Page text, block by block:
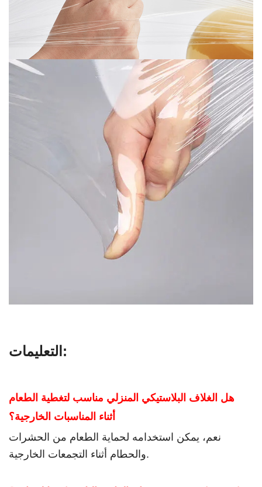
التعليمات:
هل الغلاف البلاستيكي المنزلي مناسب لتغطية الطعام
أثناء المناسبات الخارجية؟
نعم، يمكن استخدامه لحماية الطعام من الحشرات
والحطام أثناء التجمعات الخارجية.